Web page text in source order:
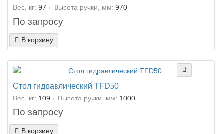
Вес, кг: 97 Высота ручки, мм: 970
По запросу
В корзину
Стол гидравлический TFD50
Вес, кг: 109 Высота ручки, мм: 1000
По запросу
В корзину